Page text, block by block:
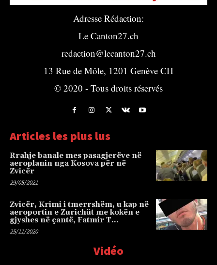
Adresse Rédaction:
Le Canton27.ch
redaction@lecanton27.ch
13 Rue de Môle, 1201 Genève CH
© 2020 - Tous droits réservés
Articles les plus lus
Rrahje banale mes pasagjerëve në
aeroplanin nga Kosova për në
Zvicër
29/05/2021
Zvicër, Krimi i tmerrshëm, u kap në
aeroportin e Zurichüt me kokën e
gjyshes në çantë, Fatmir T…
25/11/2020
Vidéo